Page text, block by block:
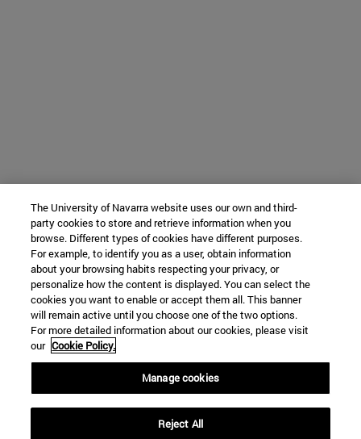
The University of Navarra website uses our own and third-
party cookies to store and retrieve information when you
browse. Different types of cookies have different purposes.
For example, to identify you as a user, obtain information
about your browsing habits respecting your privacy, or
personalize how the content is displayed. You can select the
cookies you want to enable or accept them all. This banner
will remain active until you choose one of the two options.
For more detailed information about our cookies, please visit
our Cookie Policy.
Manage cookies
Reject All